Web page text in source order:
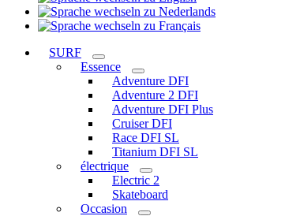
zu
Deutsch
wechseln
zu
Sprache
Sprache
SURF
Essence
Adventure DFI
Adventure 2 DFI
Adventure DFI Plus
Cruiser DFI
Race DFI SL
Titanium DFI SL
électrique
Electric 2
Skateboard
Occasion